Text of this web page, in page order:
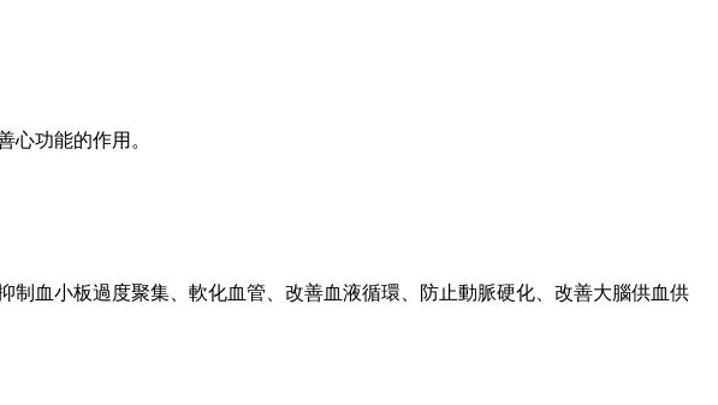
心功能的作用。
血小板過度聚集、軟化血管、改善血液循環、防止動脈硬化、改善大腦供血供